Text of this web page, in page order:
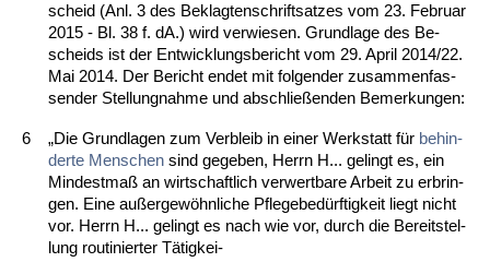
scheid (Anl. 3 des Be­klag­ten­schrift­sat­zes vom 23. Feb­ru­ar
2015 - Bl. 38 f. dA.) wird ver­wie­sen. Grund­la­ge des Be­
scheids ist der Ent­wick­lungs­be­richt vom 29. April 2014/22.
Mai 2014. Der Be­richt en­det mit fol­gen­der zu­sam­men­fas­
sen­der Stel­lung­nah­me und ab­sch­ließen­den Be­mer­kun­gen:
6 „Die Grund­la­gen zum Ver­bleib in ei­ner Werk­statt für be­hin­
der­te Men­schen sind ge­ge­ben, Herrn H... ge­lingt es, ein
Min­dest­maß an wirt­schaft­lich ver­wert­ba­re Ar­beit zu er­brin­
gen. Ei­ne außer­gewöhn­li­che Pfle­ge­bedürf­tig­keit liegt nicht
vor. Herrn H... ge­lingt es nach wie vor, durch die Be­reit­stel­
lung rou­ti­nier­ter Tätig­kei-